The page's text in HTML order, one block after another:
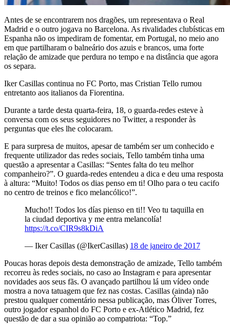
Antes de se encontrarem nos dragões, um representava o Real
Madrid e o outro jogava no Barcelona. As rivalidades clubísticas em
Espanha não os impediram de fomentar, em Portugal, no meio ano
em que partilharam o balneário dos azuis e brancos, uma forte
relação de amizade que perdura no tempo e na distância que agora
os separa.
Iker Casillas continua no FC Porto, mas Cristian Tello rumou
entretanto aos italianos da Fiorentina.
Durante a tarde desta quarta-feira, 18, o guarda-redes esteve à
conversa com os seus seguidores no Twitter, a responder às
perguntas que eles lhe colocaram.
E para surpresa de muitos, apesar de também ser um conhecido e
frequente utilizador das redes sociais, Tello também tinha uma
questão a apresentar a Casillas: “Sentes falta do teu melhor
companheiro?”. O guarda-redes entendeu a dica e deu uma resposta
à altura: “Muito! Todos os dias penso em ti! Olho para o teu cacifo
no centro de treinos e fico melancólico!”.
Mucho!! Todos los días pienso en ti!! Veo tu taquilla en
la ciudad deportiva y me entra melancolía!
https://t.co/CIR9s8kDiA
— Iker Casillas (@IkerCasillas) 18 de janeiro de 2017
Poucas horas depois desta demonstração de amizade, Tello também
recorreu às redes sociais, no caso ao Instagram e para apresentar
novidades aos seus fãs. O avançado partilhou lá um vídeo onde
mostra a nova tatuagem que fez nas costas. Casillas (ainda) não
prestou qualquer comentário nessa publicação, mas Óliver Torres,
outro jogador espanhol do FC Porto e ex-Atlético Madrid, fez
questão de dar a sua opinião ao compatriota: “Top.”